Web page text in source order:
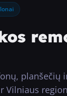
planšečių
Vilniaus